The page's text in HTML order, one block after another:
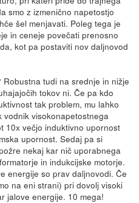
smo z izmenično napetostjo
šel menjavati. Poleg tega je
in ceneje povečati prenosno
kot pa postaviti nov daljnovod
tudi na srednje in nižje
tokov ni. Če pa kdo
tak problem, mu lahko
visokonapetostnega
10x večjo induktivno upornost
upornost. Sedaj pa si
nekaj kar nič uporabnega
in indukcijske motorje.
energije so prav daljnovodi. Če
na eni strani) pri dovolj visoki
jalove energije. 10 mega!